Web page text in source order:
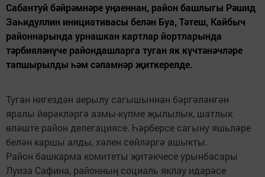
Сабантуй бәйрәмнәре уңаеннан, район башлыгы Рәшид
Заһидуллин инициативасы белән Буа, Тәтеш, Кайбыч
районнарында урнашкан картлар йортларында
тәрбияләнүче райондашларга туган як күчтәнәчләре
тапшырылды һәм сәламнәр җиткерелде.
Туган нигездән аерылу сагышыннан бәргәләнгән
яралы йөрәкләргә азмы-күпме җылылык, шатлык
өләште район делегациясе. Һәрберсе сагыну яшьләре
белән каршы алды, хәлен сөйләргә ашыкты.
Район башкарма комитеты җитәкчесе урынбасары
Луиза Сафина, районның социаль яклау идарәсе